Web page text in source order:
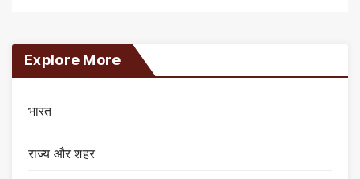
Explore More
भारत
राज्य और शहर